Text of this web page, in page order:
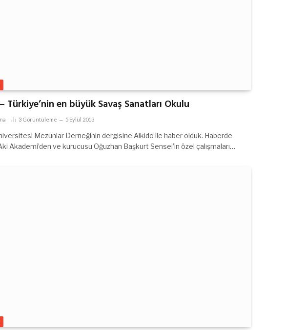
Türkiye’nin en büyük Savaş Sanatları Okulu
3 Görüntüleme 5 Eylül 2013
Mezunlar Derneğinin dergisine Aikido ile haber olduk. Haberde
Akademi’den ve kurucusu Oğuzhan Başkurt Sensei’in özel çalışmaları…